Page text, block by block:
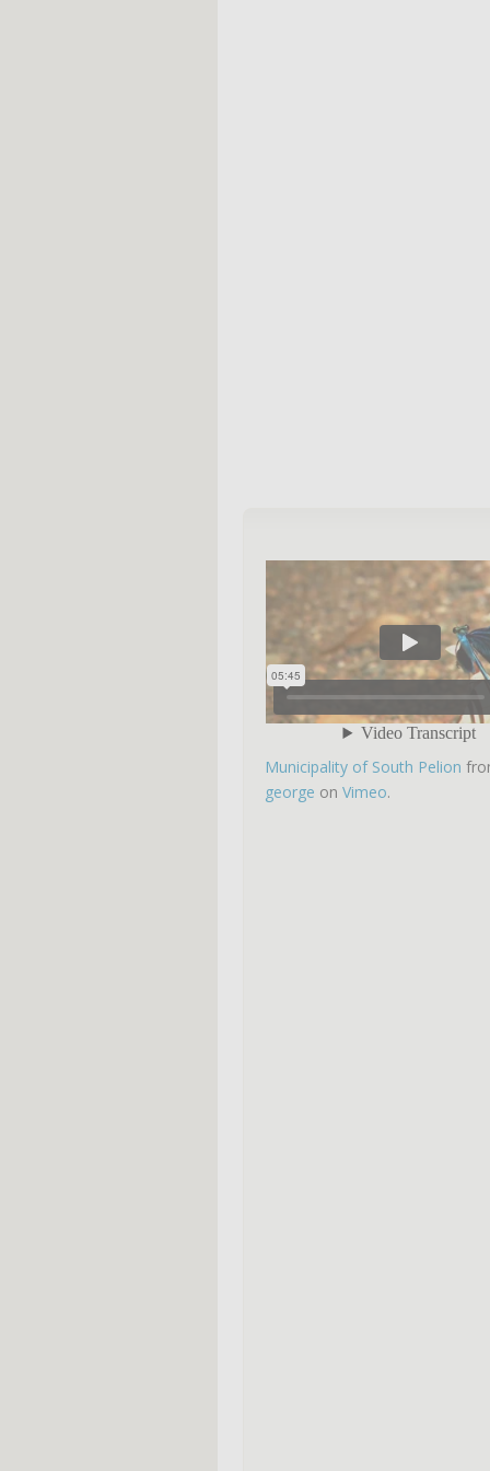
Municipality of South Pelion
george on Vimeo.